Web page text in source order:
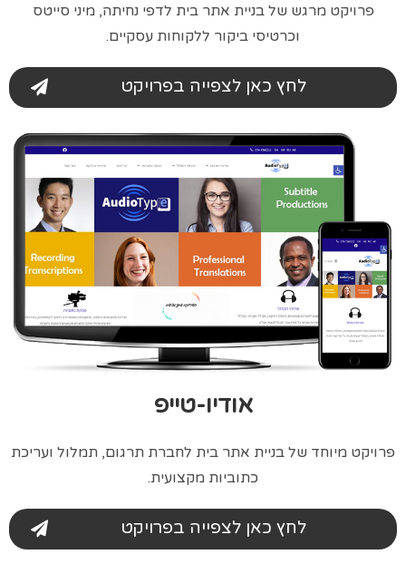
פרויקט מרגש של בניית אתר בית לדפי נחיתה, מיני סייטס
וכרטיסי ביקור ללקוחות עסקיים.
לחץ כאן לצפייה בפרויקט
אודיו-טייפ
פרויקט מיוחד של בניית אתר בית לחברת תרגום, תמלול ועריכת
כתוביות מקצועית.
לחץ כאן לצפייה בפרויקט